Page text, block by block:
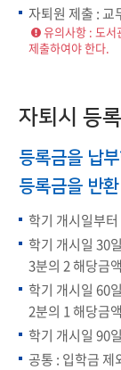
자퇴원 제출 : 교
유의사항 : 도서
제출하여야 한다.
자퇴시 등
등록금을 납
등록금을 반
학기 개시일부
학기 개시일 30
3분의 2 해당금액
학기 개시일 60
2분의 1 해당금액
학기 개시일 90
공통 : 입학금 제